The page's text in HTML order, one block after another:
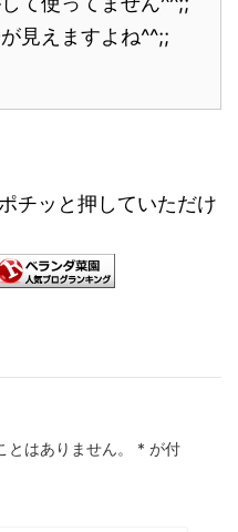
見えますよね^^;;
チッと押していただけ
はありません。 * が付